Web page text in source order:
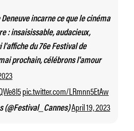
incarne ce que le cinéma
: insaisissable, audacieux,
du 76e Festival de
mai prochain, célébrons l'amour
pic.twitter.com/LRmnn5EtAw
(@Festival_Cannes)April 19, 2023